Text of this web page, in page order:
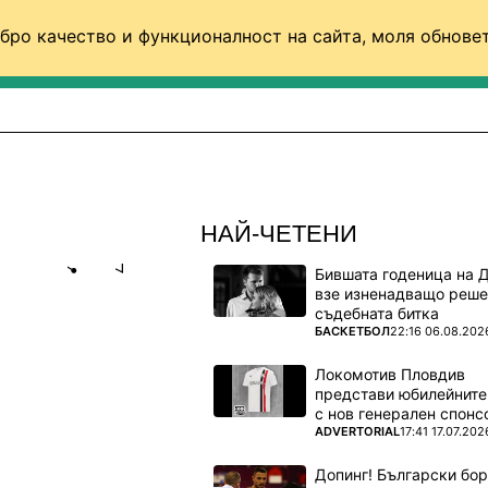
качество и функционалност на сайта, моля
НАЙ-ЧЕТЕНИ
Бившата годеница на
взе изненадващо
съдебната битка
ПОВЕЧЕ ОТ
БАСКЕТБОЛ22:16
Локомотив Пловдив
представи
с нов генерален
ПОВЕЧЕ ОТ
ADVERTORIAL17:41
Допинг! Български